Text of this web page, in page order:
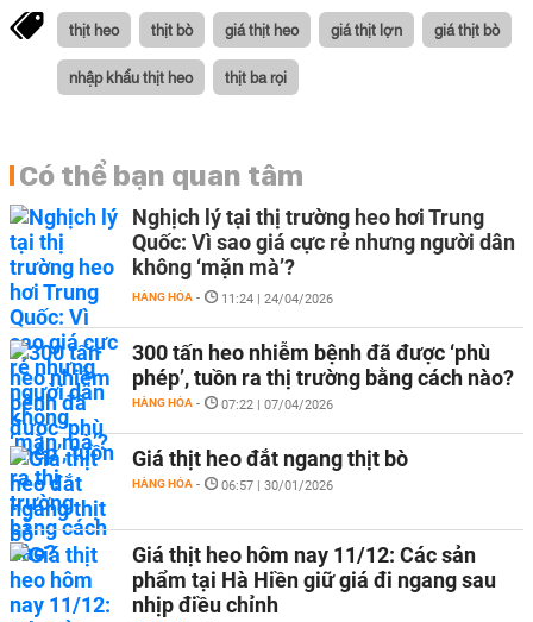
thịt heo thịt bò giá thịt heo giá thịt lợn giá thịt bò
nhập khẩu thịt heo thịt ba rọi
Có thể bạn quan tâm
Nghịch lý tại thị trường heo hơi Trung
Quốc: Vì sao giá cực rẻ nhưng người dân
không ‘mặn mà’?
HÀNG HÓA - 11:24 | 24/04/2026
300 tấn heo nhiễm bệnh đã được ‘phù
phép’, tuồn ra thị trường bằng cách nào?
HÀNG HÓA - 07:22 | 07/04/2026
Giá thịt heo đắt ngang thịt bò
HÀNG HÓA - 06:57 | 30/01/2026
Giá thịt heo hôm nay 11/12: Các sản
phẩm tại Hà Hiền giữ giá đi ngang sau
nhịp điều chỉnh